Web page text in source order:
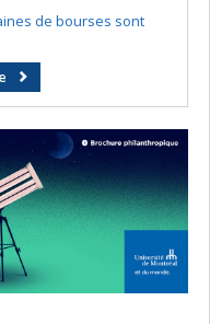
de bourses sont